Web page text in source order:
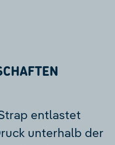
entlastet
unterhalb der